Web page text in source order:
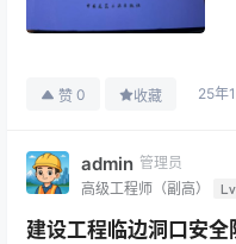
赞 0 收藏 25年
admin 管理员
高级工程师（副高）
建设工程临边洞口安